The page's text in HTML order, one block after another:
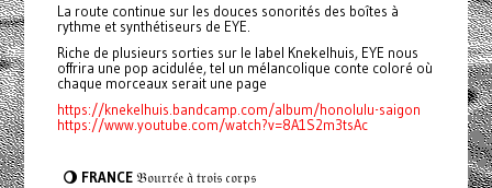
La route continue sur les douces sonorités des boîtes à
rythme et synthétiseurs de EYE.
Riche de plusieurs sorties sur le label Knekelhuis, EYE nous
offrira une pop acidulée, tel un mélancolique conte coloré où
chaque morceaux serait une page
https://knekelhuis.bandcamp.com/album/honolulu-saigon
https://www.youtube.com/watch?v=8A1S2m3tsAc
🌖 FRANCE𝔅𝔬𝔲𝔯𝔯𝔢́𝔢 𝔞̀ 𝔱𝔯𝔬𝔦𝔰 𝔠𝔬𝔯𝔭𝔰